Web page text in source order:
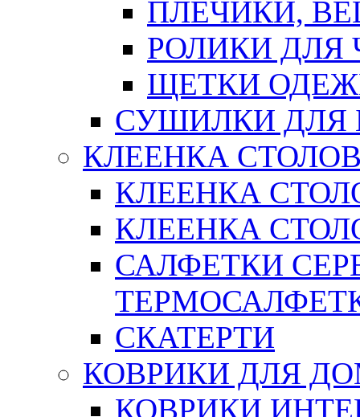
ПЛЕЧИКИ,
РОЛИКИ ДЛЯ
ЩЕТКИ
СУШИЛКИ ДЛЯ
КЛЕЕНКА
КЛЕЕНКА
КЛЕЕНКА
САЛФЕТКИ
СКАТЕРТИ
КОВРИКИ ДЛЯ
КОВРИКИ